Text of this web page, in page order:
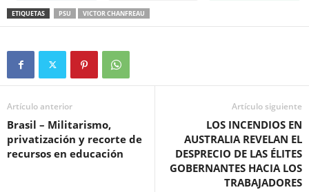
ETIQUETAS PSU VICTOR CHANFREAU
Artículo anterior
Brasil – Militarismo,
privatización y recorte de
recursos en educación
Artículo siguiente
LOS INCENDIOS EN
AUSTRALIA REVELAN EL
DESPRECIO DE LAS ÉLITES
GOBERNANTES HACIA LOS
TRABAJADORES